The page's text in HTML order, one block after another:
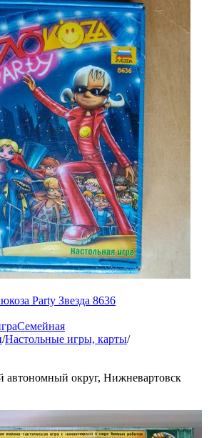
Party Звезда 8636
Семейная
/Настольные игры, карты/
округ, Нижневартовск